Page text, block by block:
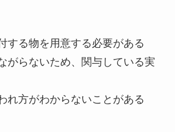
する物を用意する必要がある
がらないため、関与している実
れ方がわからないことがある